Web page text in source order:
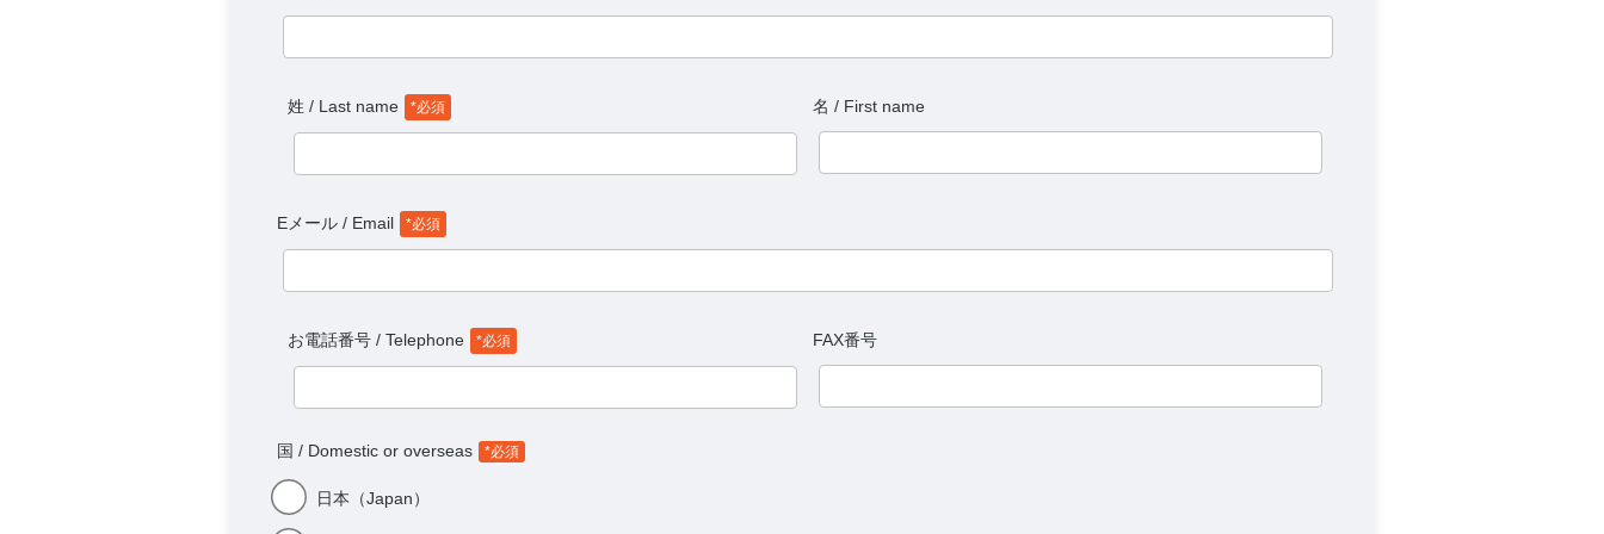
姓 / Last name *必須 名 / First name
Eメール / Email *必須
お電話番号 / Telephone *必須 FAX番号
国 / Domestic or overseas *必須
日本（Japan）